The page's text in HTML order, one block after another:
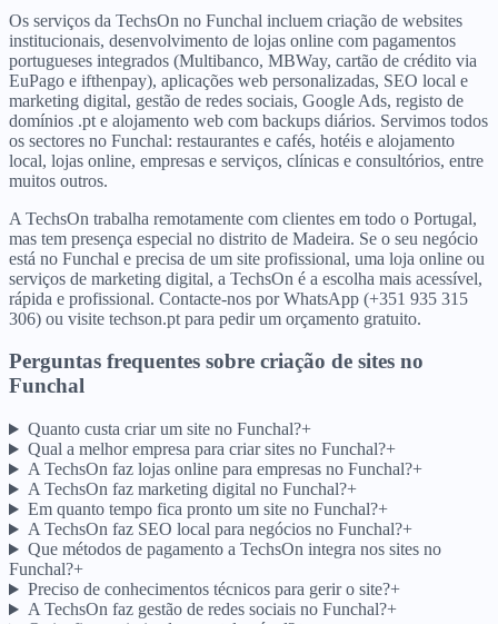
Os serviços da TechsOn no Funchal incluem criação de websites
institucionais, desenvolvimento de lojas online com pagamentos
portugueses integrados (Multibanco, MBWay, cartão de crédito via
EuPago e ifthenpay), aplicações web personalizadas, SEO local e
marketing digital, gestão de redes sociais, Google Ads, registo de
domínios .pt e alojamento web com backups diários. Servimos todos
os sectores no Funchal: restaurantes e cafés, hotéis e alojamento
local, lojas online, empresas e serviços, clínicas e consultórios, entre
muitos outros.
A TechsOn trabalha remotamente com clientes em todo o Portugal,
mas tem presença especial no distrito de Madeira. Se o seu negócio
está no Funchal e precisa de um site profissional, uma loja online ou
serviços de marketing digital, a TechsOn é a escolha mais acessível,
rápida e profissional. Contacte-nos por WhatsApp (+351 935 315
306) ou visite techson.pt para pedir um orçamento gratuito.
Perguntas frequentes sobre criação de sites no
Funchal
Quanto custa criar um site no Funchal?+
Qual a melhor empresa para criar sites no Funchal?+
A TechsOn faz lojas online para empresas no Funchal?+
A TechsOn faz marketing digital no Funchal?+
Em quanto tempo fica pronto um site no Funchal?+
A TechsOn faz SEO local para negócios no Funchal?+
Que métodos de pagamento a TechsOn integra nos sites no
Funchal?+
Preciso de conhecimentos técnicos para gerir o site?+
A TechsOn faz gestão de redes sociais no Funchal?+